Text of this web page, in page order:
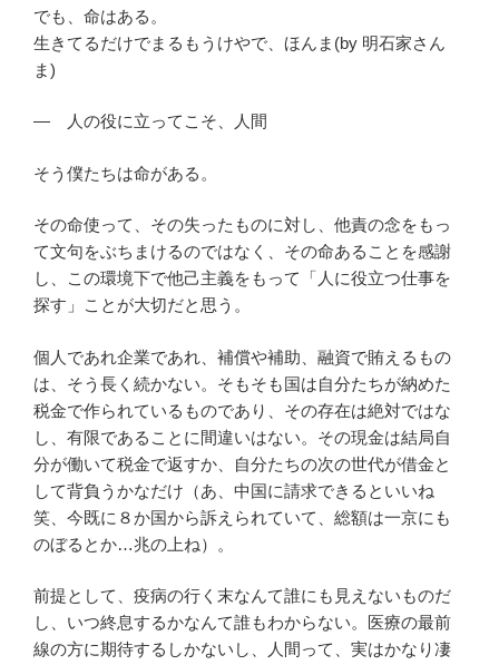
でも、命はある。
生きてるだけでまるもうけやで、ほんま(by 明石家さん
ま)
― 人の役に立ってこそ、人間
そう僕たちは命がある。
その命使って、その失ったものに対し、他責の念をもっ
て文句をぶちまけるのではなく、その命あることを感謝
し、この環境下で他己主義をもって「人に役立つ仕事を
探す」ことが大切だと思う。
個人であれ企業であれ、補償や補助、融資で賄えるもの
は、そう長く続かない。そもそも国は自分たちが納めた
税金で作られているものであり、その存在は絶対ではな
し、有限であることに間違いはない。その現金は結局自
分が働いて税金で返すか、自分たちの次の世代が借金と
して背負うかなだけ（あ、中国に請求できるといいね
笑、今既に８か国から訴えられていて、総額は一京にも
のぼるとか…兆の上ね）。
前提として、疫病の行く末なんて誰にも見えないものだ
し、いつ終息するかなんて誰もわからない。医療の最前
線の方に期待するしかないし、人間って、実はかなり凄